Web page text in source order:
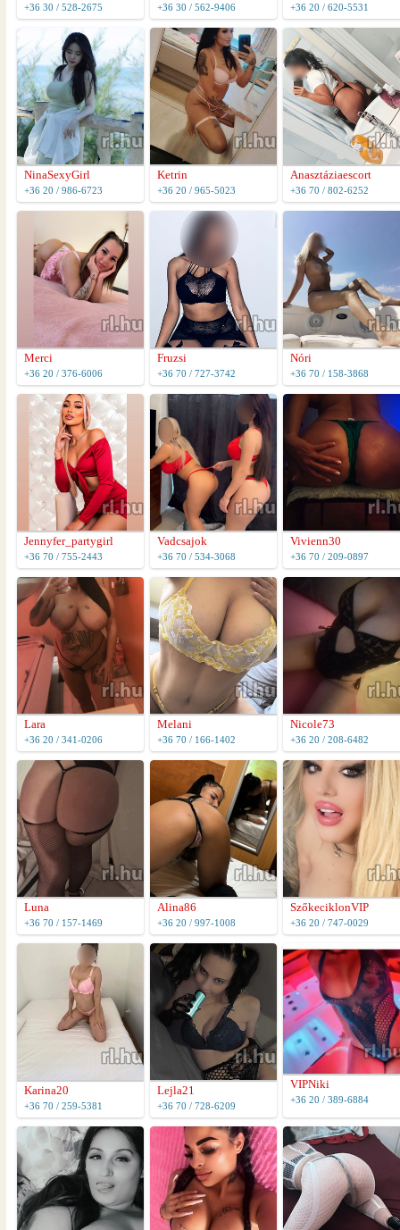
+36 30 / 528-2675 +36 30 / 562-9406 +36 20 / 620-5531
NinaSexyGirl
+36 20 / 986-6723
Ketrin
+36 20 / 965-5023
Anasztáziaescort
+36 70 / 802-6252
Merci
+36 20 / 376-6006
Fruzsi
+36 70 / 727-3742
Nóri
+36 70 / 158-3868
Jennyfer_partygirl
+36 70 / 755-2443
Vadcsajok
+36 70 / 534-3068
Vivienn30
+36 70 / 209-0897
Lara
+36 20 / 341-0206
Melani
+36 70 / 166-1402
Nicole73
+36 20 / 208-6482
Luna
+36 70 / 157-1469
Alina86
+36 20 / 997-1008
SzőkeciklonVIP
+36 20 / 747-0029
Karina20
+36 70 / 259-5381
Lejla21
+36 70 / 728-6209
VIPNiki
+36 20 / 389-6884